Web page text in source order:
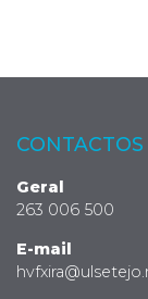
CONTACTOS
Geral
263 006 500
E-mail